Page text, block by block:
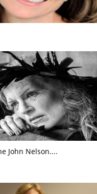
John Nelson....